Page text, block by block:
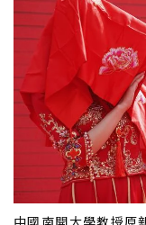
中國南開大學教授原